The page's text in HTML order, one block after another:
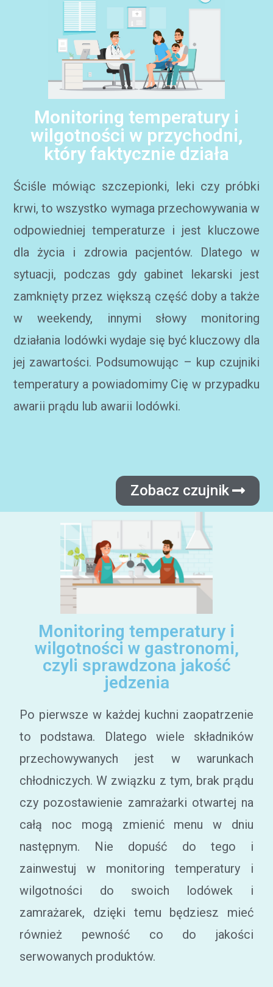
Monitoring temperatury i
wilgotności w przychodni,
który faktycznie działa
Ściśle mówiąc szczepionki, leki czy próbki
krwi, to wszystko wymaga przechowywania w
odpowiedniej temperaturze i jest kluczowe
dla życia i zdrowia pacjentów. Dlatego w
sytuacji, podczas gdy gabinet lekarski jest
zamknięty przez większą część doby a także
w weekendy, innymi słowy monitoring
działania lodówki wydaje się być kluczowy dla
jej zawartości. Podsumowując – kup czujniki
temperatury a powiadomimy Cię w przypadku
awarii prądu lub awarii lodówki.
Zobacz czujnik
Monitoring temperatury i
wilgotności w gastronomi,
czyli sprawdzona jakość
jedzenia
Po pierwsze w każdej kuchni zaopatrzenie
to podstawa. Dlatego wiele składników
przechowywanych jest w warunkach
chłodniczych. W związku z tym, brak prądu
czy pozostawienie zamrażarki otwartej na
całą noc mogą zmienić menu w dniu
następnym. Nie dopuść do tego i
zainwestuj w monitoring temperatury i
wilgotności do swoich lodówek i
zamrażarek, dzięki temu będziesz mieć
również pewność co do jakości
serwowanych produktów.